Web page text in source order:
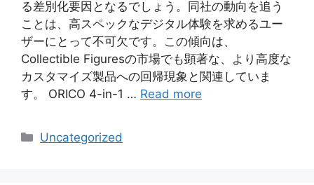
る差別化要因となるでしょう。同社の動向を追う
ことは、高スペックなデジタル体験を求めるユー
ザーにとって不可欠です。この傾向は、
Collectible Figuresの市場でも顕著な、より高度な
カスタマイズ製品への回帰現象と関連していま
す。 ORICO 4-in-1 … Read more
Categories
Uncategorized